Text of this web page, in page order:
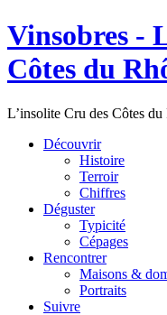
Vinsobres -
Côtes du
L’insolite Cru des Côtes du
Découvrir
Histoire
Terroir
Chiffres
Déguster
Typicité
Cépages
Rencontrer
Maisons &
Portraits
Suivre